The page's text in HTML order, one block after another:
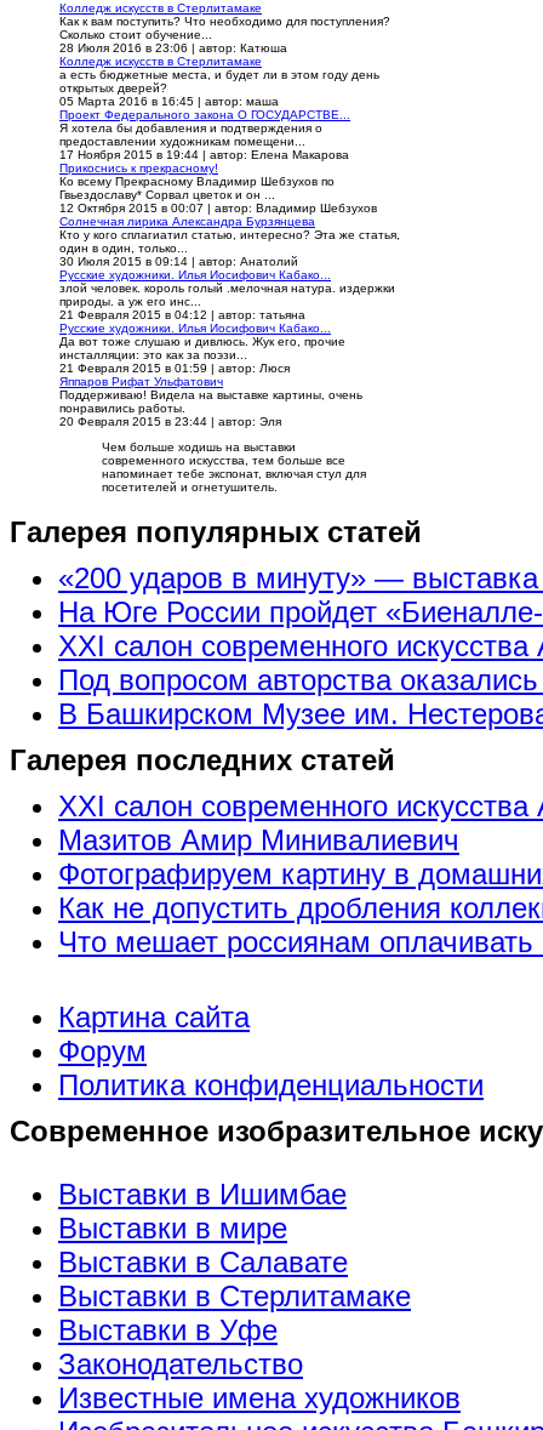
Колледж искусств в Стерлитамаке
Как к вам поступить? Что необходимо для поступления?
Сколько стоит обучение...
28 Июля 2016 в 23:06 | автор: Катюша
Колледж искусств в Стерлитамаке
а есть бюджетные места, и будет ли в этом году день
открытых дверей?
05 Марта 2016 в 16:45 | автор: маша
Проект Федерального закона О ГОСУДАРСТВЕ...
Я хотела бы добавления и подтверждения о
предоставлении художникам помещени...
17 Ноября 2015 в 19:44 | автор: Елена Макарова
Прикоснись к прекрасному!
Ко всему Прекрасному Владимир Шебзухов по
Гвьездославу* Сорвал цветок и он ...
12 Октября 2015 в 00:07 | автор: Владимир Шебзухов
Солнечная лирика Александра Бурзянцева
Кто у кого сплагиатил статью, интересно? Эта же статья,
один в один, только...
30 Июля 2015 в 09:14 | автор: Анатолий
Русские художники. Илья Иосифович Кабако...
злой человек. король голый .мелочная натура. издержки
природы. а уж его инс...
21 Февраля 2015 в 04:12 | автор: татьяна
Русские художники. Илья Иосифович Кабако...
Да вот тоже слушаю и дивлюсь. Жук его, прочие
инсталляции: это как за поэзи...
21 Февраля 2015 в 01:59 | автор: Люся
Яппаров Рифат Ульфатович
Поддерживаю! Видела на выставке картины, очень
понравились работы.
20 Февраля 2015 в 23:44 | автор: Эля
Чем больше ходишь на выставки
современного искусства, тем больше все
напоминает тебе экспонат, включая стул для
посетителей и огнетушитель.
Галерея популярных статей
«200 ударов в минуту» —
На Юге России пройдет
XXI салон современного искусства
Под вопросом авторства
В Башкирском Музее им.
Галерея последних статей
XXI салон современного искусства
Мазитов Амир Минивалиевич
Фотографируем картину в
Как не допустить дробления
Что мешает россиянам
Картина сайта
Форум
Политика конфиденциальности
Современное изобразительное
Выставки в Ишимбае
Выставки в мире
Выставки в Салавате
Выставки в Стерлитамаке
Выставки в Уфе
Законодательство
Известные имена художников